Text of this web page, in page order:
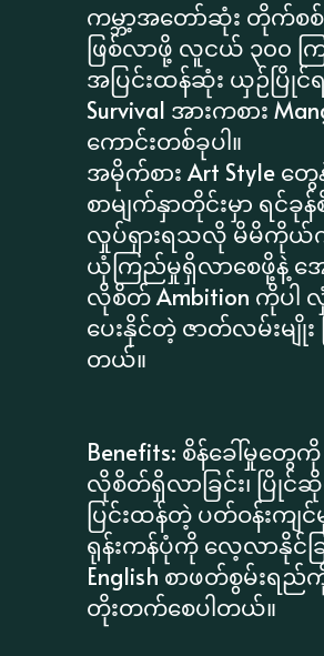
ကမ္ဘာ့အတော်ဆုံး တိုက်စစ်
ဖြစ်လာဖို့ လူငယ် ၃၀၀ က
အပြင်းထန်ဆုံး ယှဉ်ပြို
Survival အားကစား
ကောင်းတစ်ခုပါ။
အမိုက်စား Art Style တွေ
စာမျက်နှာတိုင်းမှာ ရင်ခု
လှုပ်ရှားရသလို မိမိကို
ယုံကြည်မှုရှိလာစေဖို့နဲ့ အေ
လိုစိတ် Ambition ကိုပါ
ပေးနိုင်တဲ့ ဇာတ်လမ်းမျိုး
တယ်။
Benefits: စိန်ခေါ်မှုတွေ
လိုစိတ်ရှိလာခြင်း၊ ပြိုင်
ပြင်းထန်တဲ့ ပတ်ဝန်းကျင်
ရုန်းကန်ပုံကို လေ့လာနိုင်ခ
English စာဖတ်စွမ်းရည်
တိုးတက်စေပါ​တယ်။